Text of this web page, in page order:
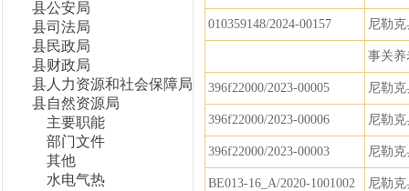
县公安局
县司法局
县民政局
县财政局
县人力资源和社会保障局
县自然资源局
主要职能
部门文件
其他
水电气热
010359148/2024-00157 尼勒
事关
396f22000/2023-00005 尼勒
396f22000/2023-00006 尼勒
396f22000/2023-00003 尼勒
BE013-16_A/2020-1001002 尼勒